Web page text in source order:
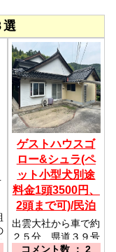
選
ゲストハウスゴ
ロー&シュラ(ペ
ット小型犬別途
料金1頭3500円、
2頭まで可)/民泊
出雲大社から車で約
２５分、県道３９号
コメント数 ： 2